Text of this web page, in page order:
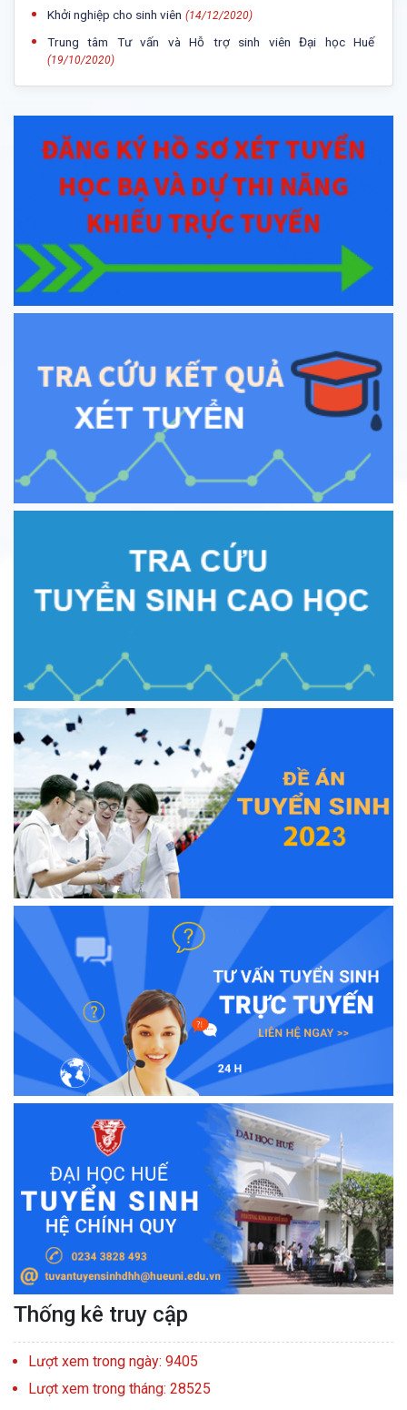
Khởi nghiệp cho sinh viên (14/12/2020)
Trung tâm Tư vấn và Hỗ trợ sinh viên Đại học Huế
(19/10/2020)
Thống kê truy cập
Lượt xem trong ngày: 9405
Lượt xem trong tháng: 28525